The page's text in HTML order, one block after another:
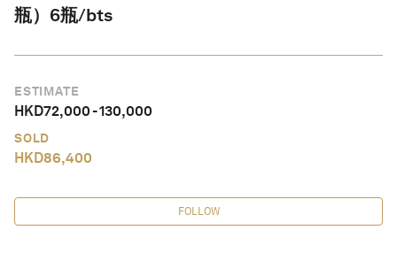
瓶）6瓶/bts
ESTIMATE
HKD72,000-130,000
SOLD
HKD86,400
FOLLOW